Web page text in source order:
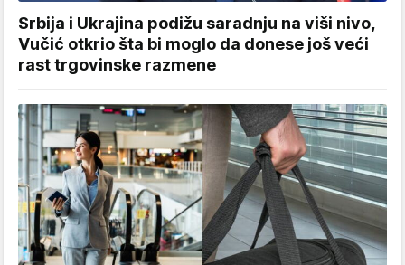
Srbija i Ukrajina podižu saradnju na viši nivo,
Vučić otkrio šta bi moglo da donese još veći
rast trgovinske razmene